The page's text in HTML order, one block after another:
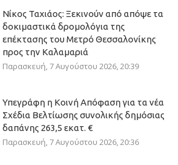
Νίκος Ταχιάος: Ξεκινούν από απόψε τα
δοκιμαστικά δρομολόγια της
επέκτασης του Μετρό Θεσσαλονίκης
προς την Καλαμαριά
Παρασκευή, 7 Αυγούστου 2026, 20:39
Υπεγράφη η Κοινή Απόφαση για τα νέα
Σχέδια Βελτίωσης συνολικής δημόσιας
δαπάνης 263,5 εκατ. €
Παρασκευή, 7 Αυγούστου 2026, 20:36